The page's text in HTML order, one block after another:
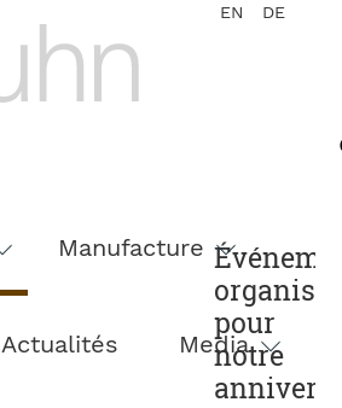
DE
EN
Manufacture
Actualités Media
organisé
pour
notre